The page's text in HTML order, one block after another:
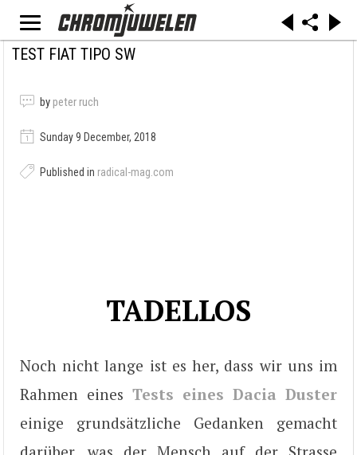
TEST FIAT TIPO SW
by peter ruch
Sunday 9 December, 2018
Published in radical-mag.com
TADELLOS
Noch nicht lange ist es her, dass wir uns im
Rahmen eines Tests eines Dacia Duster
einige grundsätzliche Gedanken gemacht